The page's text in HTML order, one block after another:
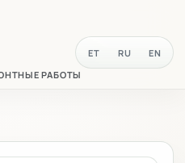
РАБОТЫ
ET RU EN